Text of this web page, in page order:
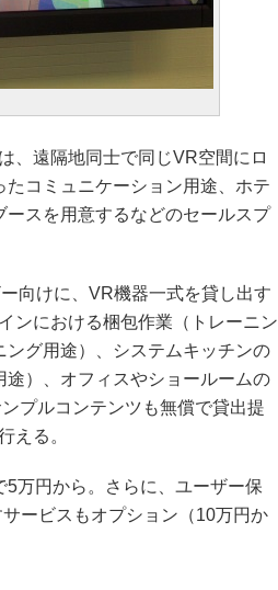
、遠隔地同士で同じVR空間にロ
コミュニケーション用途、ホテ
スを用意するなどのセールスプ
向けに、VR機器一式を貸し出す
ンにおける梱包作業（トレーニン
グ用途）、システムキッチンの
）、オフィスやショールームの
プルコンテンツも無償で貸出提
える。
万円から。さらに、ユーザー保
ービスもオプション（10万円か